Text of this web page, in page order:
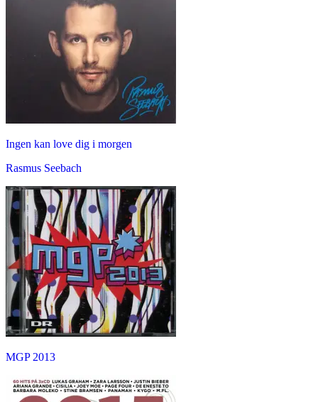
Ingen kan love dig i morgen
Rasmus Seebach
MGP 2013